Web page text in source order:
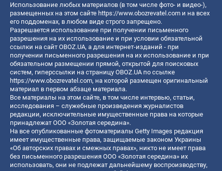
Использование любых материалов (в том числе фото- и видео-),
размещенных на этом сайте https://www.obozrevatel.com и на всех
его поддоменах, в любом виде строго запрещено.
Разрешается использование при получении письменного
разрешения на их использование и при условии обязательной
ссылки на сайт OBOZ.UA, а для интернет-изданий - при
получении письменного разрешения на их использование и при
обязательном размещении прямой, открытой для поисковых
систем, гиперссылки на страницу OBOZ.UA по ссылке
https://www.obozrevatel.com, на которой размещен оригинальный
материал в первом абзаце материала.
Все материалы на этом сайте, в том числе интервью, статьи,
исследования – служебные произведения журналистов
редакции, исключительные имущественные права на которые
принадлежат ООО «Золотая середина».
На все опубликованные фотоматериалы Getty Images редакция
имеет имущественные права, защищаемые законом Украины
«Об авторских правах и смежных правах», никто не имеет права
без письменного разрешения ООО «Золотая середина» их
использовать, они не подлежат дальнейшему воспроизводству,